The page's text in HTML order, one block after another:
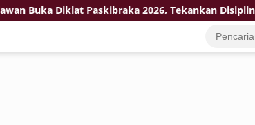
Diklat Paskibraka 2026, Tekankan Disiplin dan